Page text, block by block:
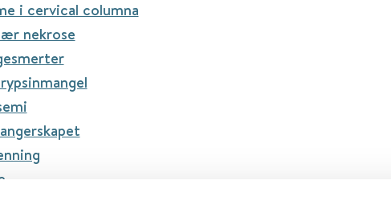
i cervical columna
nekrose